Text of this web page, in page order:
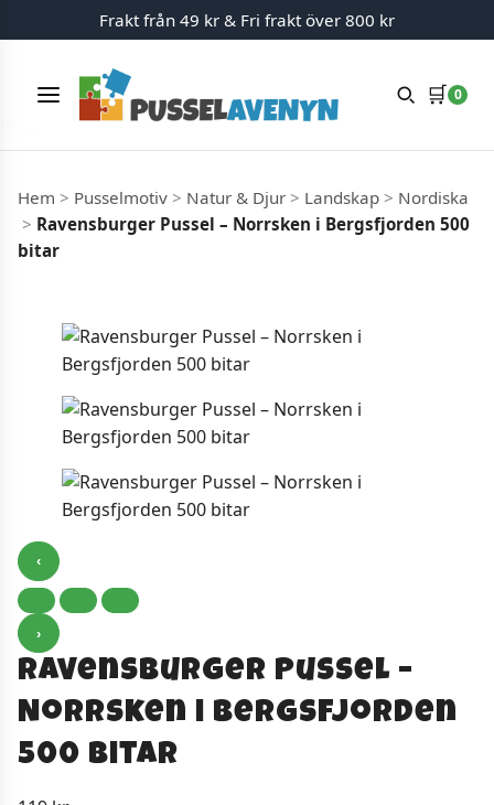
Hoppa till innehåll
Frakt från 49 kr & Fri frakt över 800 kr
Meny 🛒 0
Hem > Pusselmotiv > Natur & Djur > Landskap > Nordiska
> Ravensburger Pussel – Norrsken i Bergsfjorden 500
bitar
‹
›
Ravensburger Pussel –
Norrsken i Bergsfjorden
500 bitar